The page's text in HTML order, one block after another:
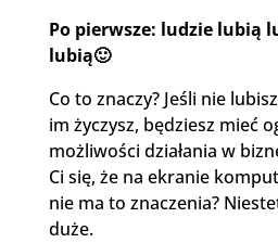
Po pierwsze: ludzie lubią
lubią🙂
Co to znaczy? Jeśli nie
im życzysz, będziesz mieć
możliwości działania w
Ci się, że na ekranie
nie ma to znaczenia?
duże.